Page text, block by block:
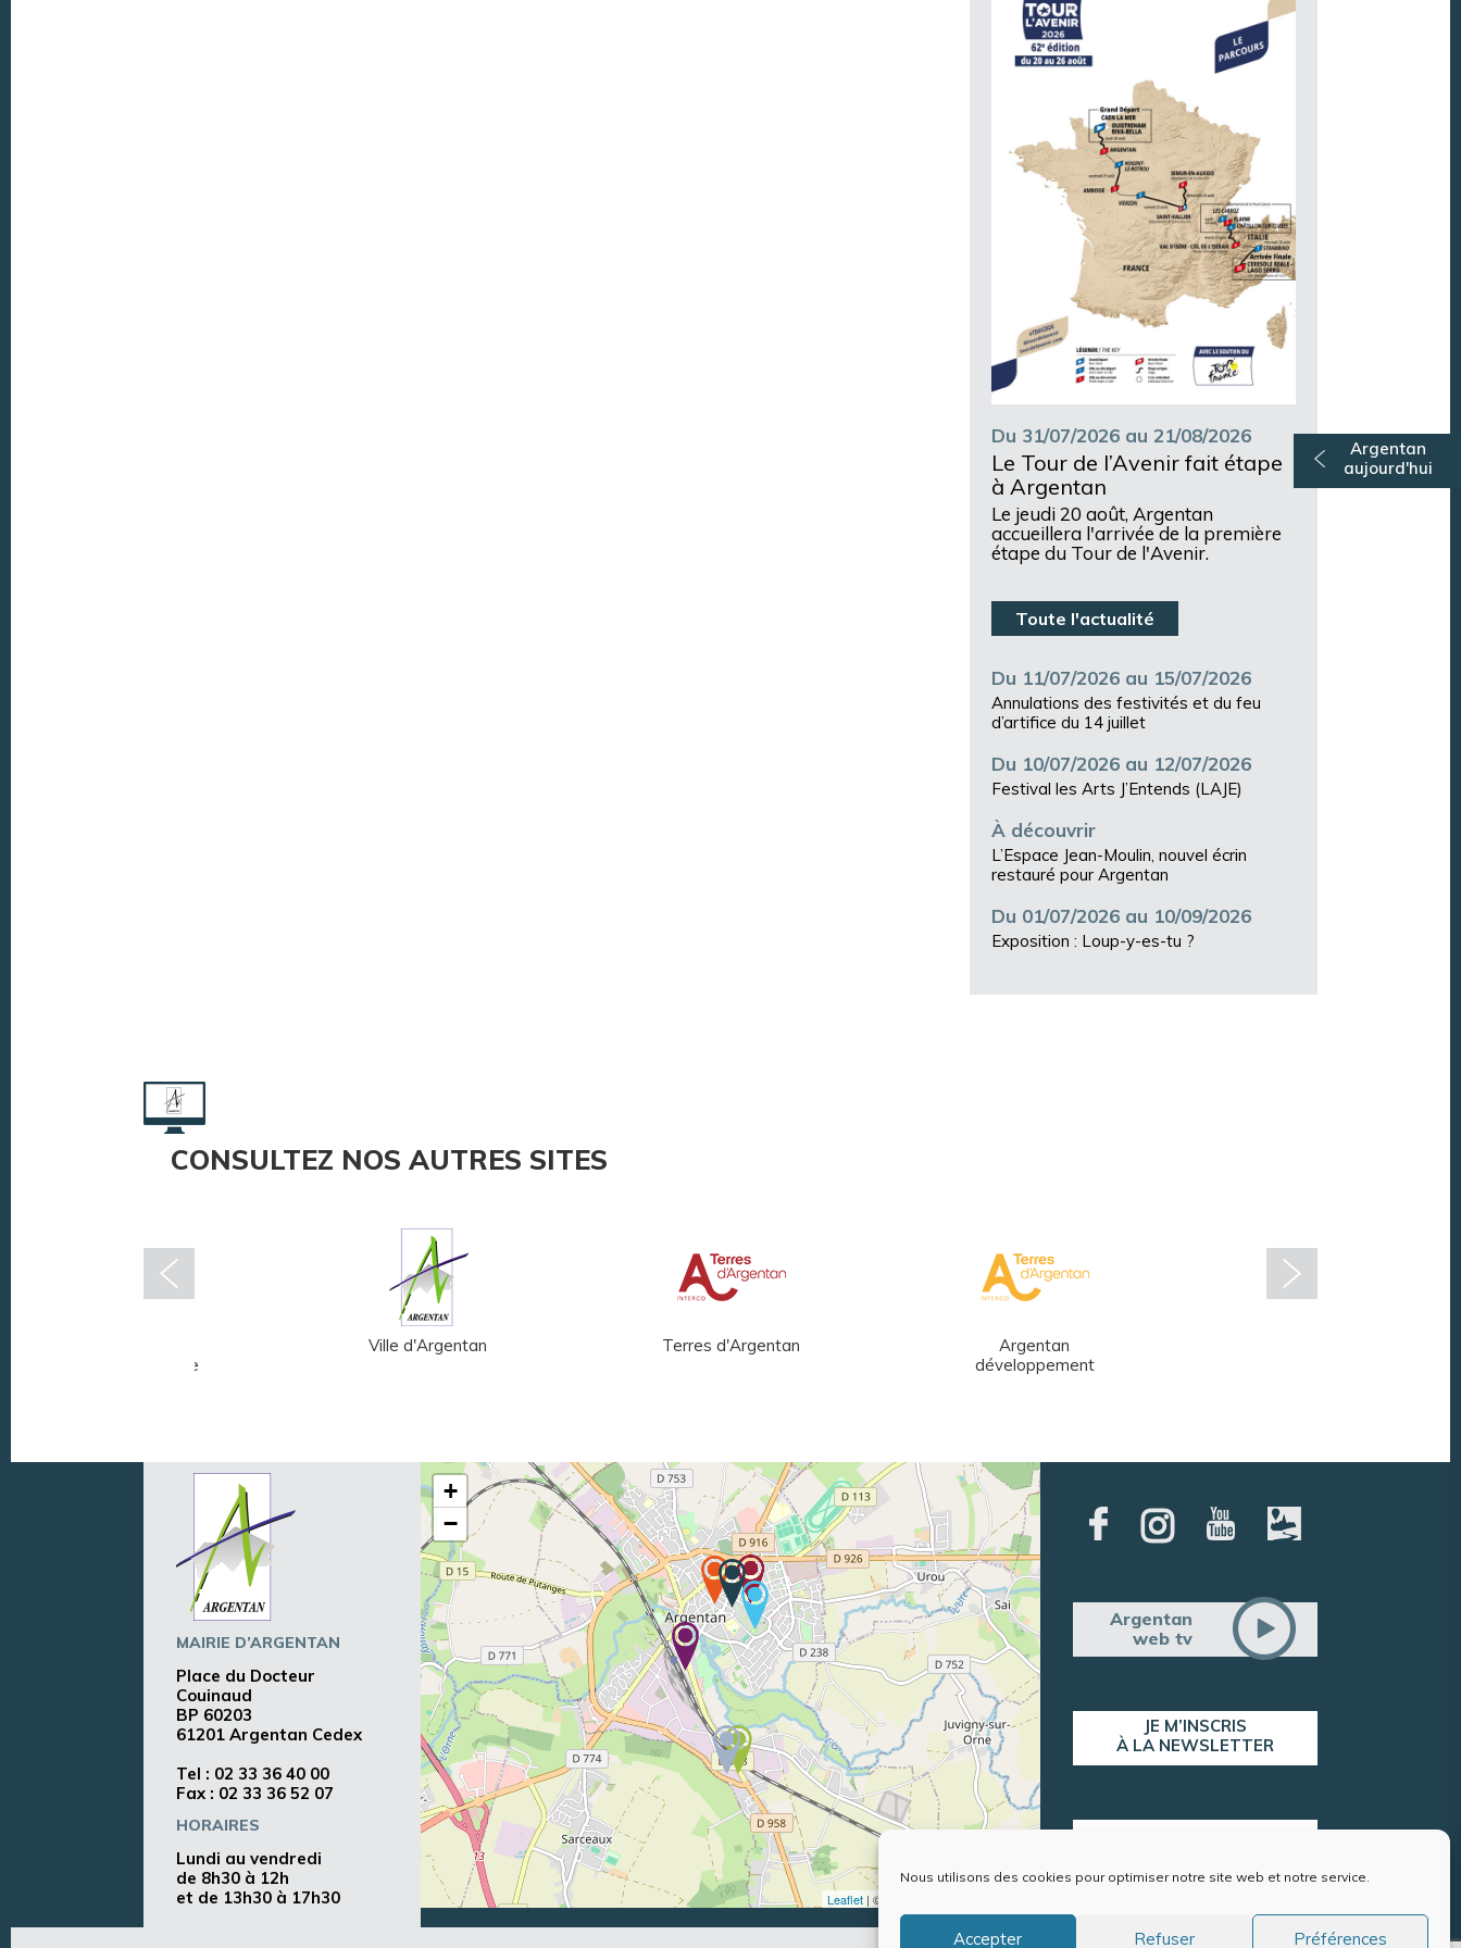
Nous utilisons des cookies pour optimiser notre site web et notre service.
Accepter Refuser Préférences
Argentan
aujourd'hui
Du 31/07/2026 au 21/08/2026
Le Tour de l’Avenir fait étape
à Argentan
Le jeudi 20 août, Argentan
accueillera l'arrivée de la première
étape du Tour de l'Avenir.
Toute l'actualité
Du 11/07/2026 au 15/07/2026
Annulations des festivités et du feu
d’artifice du 14 juillet
Du 10/07/2026 au 12/07/2026
Festival les Arts J’Entends (LAJE)
À découvrir
L’Espace Jean-Moulin, nouvel écrin
restauré pour Argentan
Du 01/07/2026 au 10/09/2026
Exposition : Loup-y-es-tu ?
CONSULTEZ NOS AUTRES SITES
Léger - André Mare
Ville d'Argentan Terres d'Argentan
Argentan
développement
MAIRIE D’ARGENTAN
Place du Docteur
Couinaud
BP 60203
61201 Argentan Cedex
Tel : 02 33 36 40 00
Fax : 02 33 36 52 07
HORAIRES
Lundi au vendredi
de 8h30 à 12h
et de 13h30 à 17h30
+
−
Leaflet| ©
Argentan
web tv
JE M’INSCRIS
À LA NEWSLETTER